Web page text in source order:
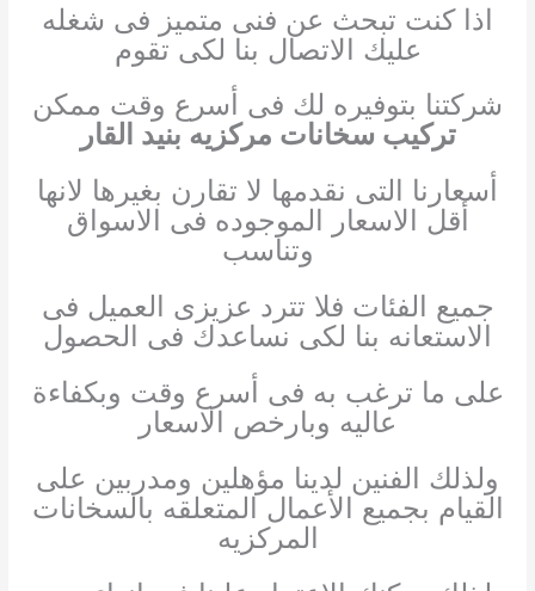
اذا كنت تبحث عن فنى متميز فى شغله
عليك الاتصال بنا لكى تقوم
شركتنا بتوفيره لك فى أسرع وقت ممكن
تركيب سخانات مركزيه بنيد القار
أسعارنا التى نقدمها لا تقارن بغيرها لانها
أقل الاسعار الموجوده فى الاسواق
وتناسب
جميع الفئات فلا تترد عزيزى العميل فى
الاستعانه بنا لكى نساعدك فى الحصول
على ما ترغب به فى أسرع وقت وبكفاءة
عاليه وبارخص الاسعار
ولذلك الفنين لدينا مؤهلين ومدربين على
القيام بجميع الأعمال المتعلقه بالسخانات
المركزيه